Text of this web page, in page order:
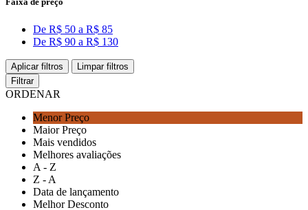
De R$ 50 a R$ 85
De R$ 90 a R$ 130
Aplicar filtros
Limpar filtros
Filtrar
ORDENAR
Menor Preço
Maior Preço
Mais vendidos
Melhores avaliações
A - Z
Z - A
Data de lançamento
Melhor Desconto